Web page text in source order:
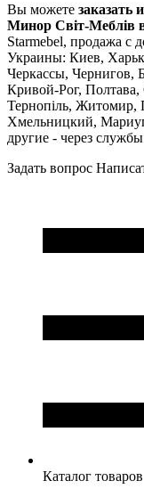
Вы можете заказать
Минор Світ-Меблів
Starmebel, продажа с
Украины: Киев,
Черкассы, Чернигов,
Кривой-Рог,
Тернопіль, Житомир,
Хмельницкий,
другие - через
Задать вопрос
Каталог товаров